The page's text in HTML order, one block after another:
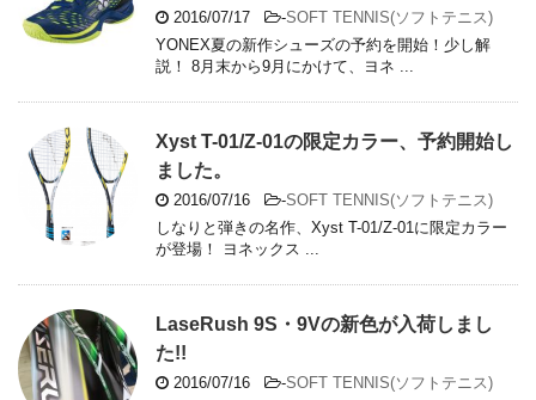
2016/07/17 -SOFT TENNIS(ソフトテニス)
YONEX夏の新作シューズの予約を開始！少し解
説！ 8月末から9月にかけて、ヨネ ...
Xyst T-01/Z-01の限定カラー、予約開始し
ました。
2016/07/16 -SOFT TENNIS(ソフトテニス)
しなりと弾きの名作、Xyst T-01/Z-01に限定カラー
が登場！ ヨネックス ...
LaseRush 9S・9Vの新色が入荷しまし
た!!
2016/07/16 -SOFT TENNIS(ソフトテニス)